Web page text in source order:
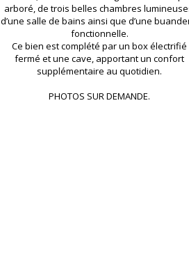
arboré, de trois belles chambres
d’une salle de bains ainsi que d’une
fonctionnelle.
Ce bien est complété par un box électrifié
fermé et une cave, apportant un confort
supplémentaire au quotidien.
PHOTOS SUR DEMANDE.